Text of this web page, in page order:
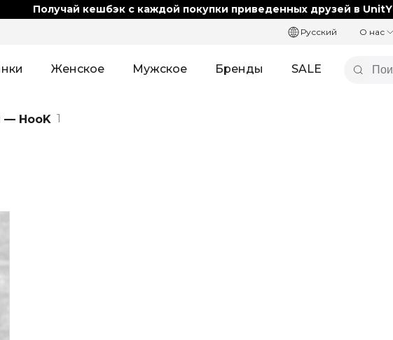
Получай кешбэк с каждой покупки приведенных друзей в UnitY
Русский О нас
Женское Мужское Бренды SALE
— HooK 1